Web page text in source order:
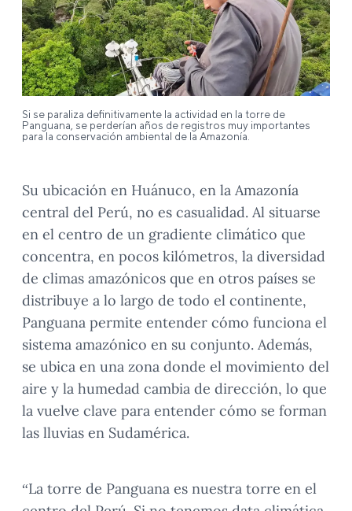
Si se paraliza definitivamente la actividad en la torre de
Panguana, se perderían años de registros muy importantes
para la conservación ambiental de la Amazonía.
Su ubicación en Huánuco, en la Amazonía
central del Perú, no es casualidad. Al situarse
en el centro de un gradiente climático que
concentra, en pocos kilómetros, la diversidad
de climas amazónicos que en otros países se
distribuye a lo largo de todo el continente,
Panguana permite entender cómo funciona el
sistema amazónico en su conjunto. Además,
se ubica en una zona donde el movimiento del
aire y la humedad cambia de dirección, lo que
la vuelve clave para entender cómo se forman
las lluvias en Sudamérica.
“La torre de Panguana es nuestra torre en el